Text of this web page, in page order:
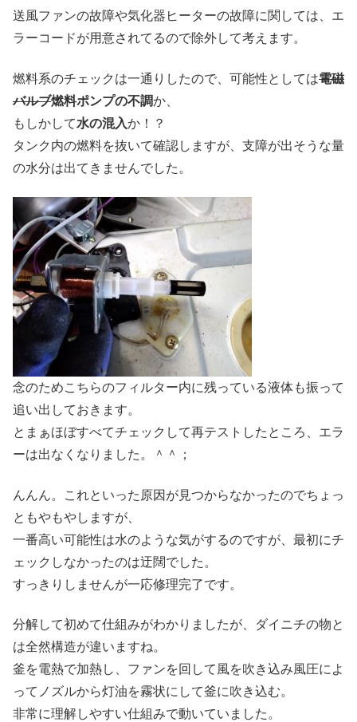
送風ファンの故障や気化器ヒーターの故障に関しては、エ
ラーコードが用意されてるので除外して考えます。
燃料系のチェックは一通りしたので、可能性としては電磁
バルブ燃料ポンプの不調か、
もしかして水の混入か！？
タンク内の燃料を抜いて確認しますが、支障が出そうな量
の水分は出てきませんでした。
念のためこちらのフィルター内に残っている液体も振って
追い出しておきます。
とまぁほぼすべてチェックして再テストしたところ、エラ
ーは出なくなりました。＾＾；
んんん。これといった原因が見つからなかったのでちょっ
ともやもやしますが、
一番高い可能性は水のような気がするのですが、最初にチ
ェックしなかったのは迂闊でした。
すっきりしませんが一応修理完了です。
分解して初めて仕組みがわかりましたが、ダイニチの物と
は全然構造が違いますね。
釜を電熱で加熱し、ファンを回して風を吹き込み風圧によ
ってノズルから灯油を霧状にして釜に吹き込む。
非常に理解しやすい仕組みで動いていました。